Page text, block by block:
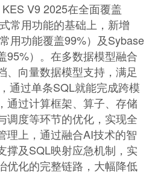
V9 2025在全面覆盖
常用功能的基础上，新增
用功能覆盖99%）及Sybase
95%）。在多数据模型融合
、向量数据模型支持，满足
通过单条SQL就能完成跨模
通过计算框架、算子、存储
调度等环节的优化，实现全
理上，通过融合AI技术的智
撑及SQL映射应急机制，实
优化的完整链路，大幅降低